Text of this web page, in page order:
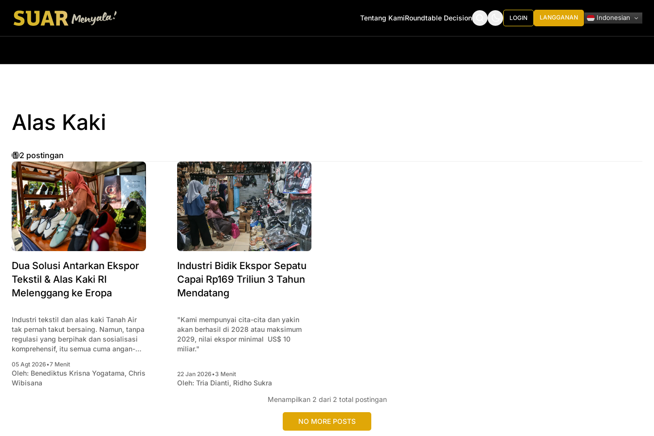
Tentang KamiRoundtable Decision LOGIN LANGGANAN Indonesian
Alas Kaki
2 postingan
Dua Solusi Antarkan Ekspor
Tekstil & Alas Kaki RI
Melenggang ke Eropa
Industri tekstil dan alas kaki Tanah Air
tak pernah takut bersaing. Namun, tanpa
regulasi yang berpihak dan sosialisasi
komprehensif, itu semua cuma angan-
05 Agt 2026•7 Menit
Oleh: Benediktus Krisna Yogatama, Chris
Wibisana
Industri Bidik Ekspor Sepatu
Capai Rp169 Triliun 3 Tahun
Mendatang
"Kami mempunyai cita-cita dan yakin
akan berhasil di 2028 atau maksimum
2029, nilai ekspor minimal US$ 10
miliar."
22 Jan 2026•3 Menit
Oleh: Tria Dianti, Ridho Sukra
Menampilkan 2 dari 2 total postingan
NO MORE POSTS